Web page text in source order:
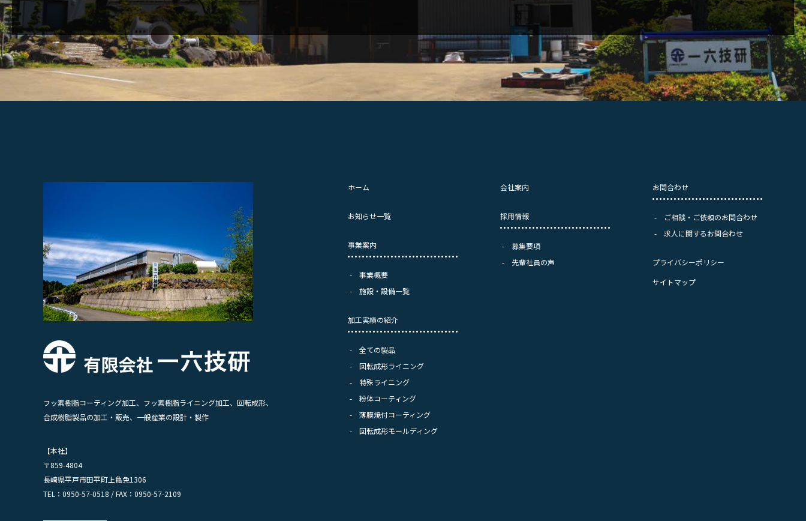
フッ素樹脂コーティング加工、フッ素樹脂ライニング加工、回転成形、
合成樹脂製品の加工・販売、一般産業の設計・製作
【本社】
〒859-4804
長崎県平戸市田平町上亀免1306
TEL：0950-57-0518 / FAX：0950-57-2109
ホーム
お知らせ一覧
事業案内
事業概要
施設・設備一覧
加工実績の紹介
全ての製品
回転成形ライニング
特殊ライニング
粉体コーティング
薄膜焼付コーティング
回転成形モールディング
会社案内
採用情報
募集要項
先輩社員の声
お問合わせ
ご相談・ご依頼のお問合わせ
求人に関するお問合わせ
プライバシーポリシー
サイトマップ